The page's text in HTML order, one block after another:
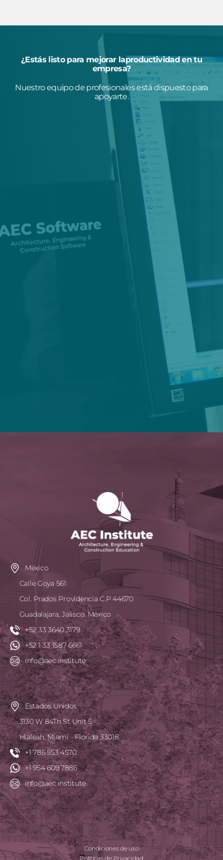
¿Estás listo para mejorar laproductividad en tu
empresa?
Nuestro equipo de profesionales está dispuesto para
apoyarte.
México
Calle Goya 561
Col. Prados Providencia C.P 44670
Guadalajara, Jalisco. México
+52 33 3640 3179
+52 1 33 1587 6661
info@aec.institute
Estados Unidos
3130 W 84Th St Unit 5
Hialeah, Miami - Florida 33018
+1 786 553 4570
+1 954 609 7886
info@aec.institute
Condiciones de uso
Políticas de Privacidad